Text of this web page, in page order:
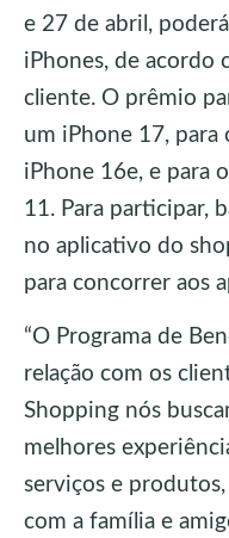
e 27 de abril,
iPhones, de acordo
cliente. O prêmio
um iPhone 17, para
iPhone 16e, e para
11. Para participar,
no aplicativo do
para concorrer aos
“O Programa de
relação com os
Shopping nós
melhores
serviços e
com a família e